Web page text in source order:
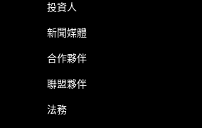
投資人
新聞媒體
合作夥伴
聯盟夥伴
法務